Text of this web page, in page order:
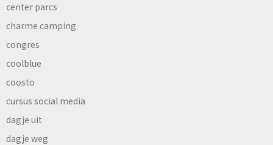
center parcs
charme camping
congres
coolblue
coosto
cursus social media
dagje uit
dagje weg